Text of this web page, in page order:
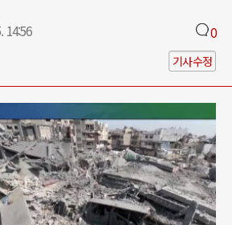
14:56 0
기사수정